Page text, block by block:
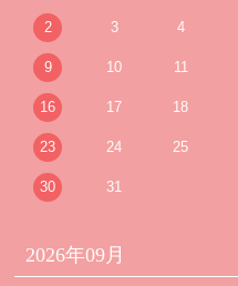
2 3 4
9 10 11
16 17 18
23 24 25
30 31
2026年09月